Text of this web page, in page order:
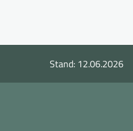
Stand: 12.06.2026